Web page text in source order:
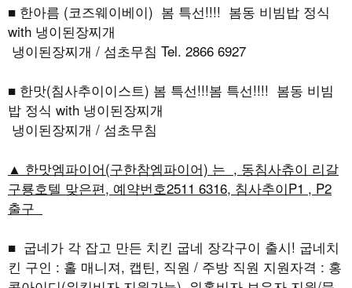
■ 한아름 (코즈웨이베이) 봄 특선!!!! 봄동 비빔밥 정식
with 냉이된장찌개
냉이된장찌개 / 섬초무침 Tel. 2866 6927
■ 한맛(침사추이이스트) 봄 특선!!!봄 특선!!!! 봄동 비빔
밥 정식 with 냉이된장찌개
냉이된장찌개 / 섬초무침
▲ 한맛엠파이어(구한참엠파이어) 는 , 동침사츄이 리갈
구룡호텔 맞은편, 예약번호2511 6316, 침사추이P1 , P2
출구
■ 굽네가 각 잡고 만든 치킨 굽네 장각구이 출시! 굽네치
킨 구인 : 홀 매니져, 캡틴, 직원 / 주방 직원 지원자격 : 홍